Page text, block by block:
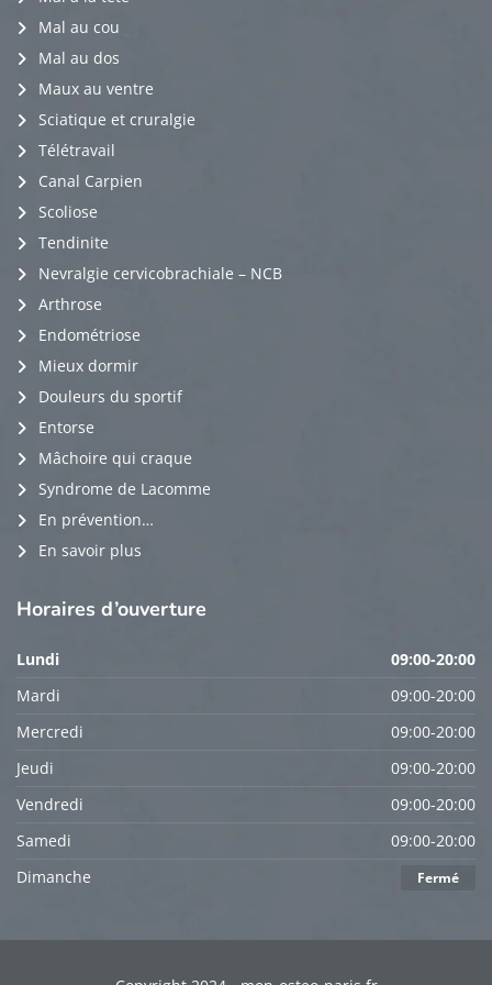
Mal au cou
Mal au dos
Maux au ventre
Sciatique et cruralgie
Télétravail
Canal Carpien
Scoliose
Tendinite
Nevralgie cervicobrachiale – NCB
Arthrose
Endométriose
Mieux dormir
Douleurs du sportif
Entorse
Mâchoire qui craque
Syndrome de Lacomme
En prévention…
En savoir plus
Horaires d’ouverture
Lundi
09:00-20:00
Mardi
09:00-20:00
Mercredi
09:00-20:00
Jeudi
09:00-20:00
Vendredi
09:00-20:00
Samedi
09:00-20:00
Dimanche
Fermé